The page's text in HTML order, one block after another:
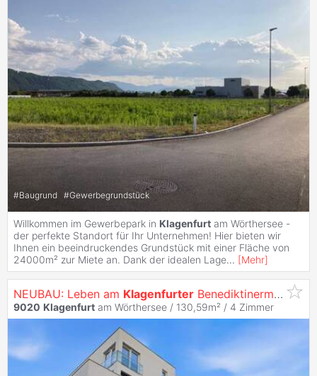
#Baugrund #Gewerbegrundstück
Willkommen im Gewerbepark in Klagenfurt am Wörthersee -
der perfekte Standort für Ihr Unternehmen! Hier bieten wir
Ihnen ein beeindruckendes Grundstück mit einer Fläche von
24000m² zur Miete an. Dank der idealen Lage... [Mehr]
NEUBAU: Leben am Klagenfurter Benediktinermarkt! Eine Symphonie von Eleganz, Geschichte und Architektur!
9020 Klagenfurt am Wörthersee / 130,59m² / 4 Zimmer